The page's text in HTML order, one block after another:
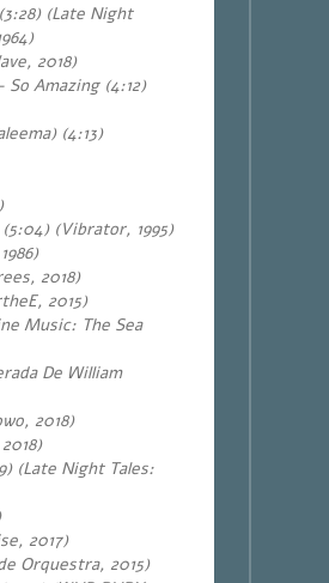
(Late Night
2018)
Amazing (4:12)
(4:13)
(Vibrator, 1995)
2018)
2015)
Music: The Sea
De William
2018)
(Late Night Tales:
2017)
Orquestra, 2015)